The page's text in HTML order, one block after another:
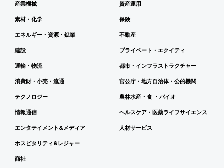
産業機械
素材・化学
エネルギー・資源・鉱業
建設
運輸・物流
消費財・小売・流通
テクノロジー
情報通信
エンタテイメント&メディア
ホスピタリティ&レジャー
商社
資産運用
保険
不動産
プライベート・エクイティ
都市・インフラストラクチャー
官公庁・地方自治体・公的機関
農林水産・食 ・バイオ
ヘルスケア・医薬ライフサイエンス
人材サービス